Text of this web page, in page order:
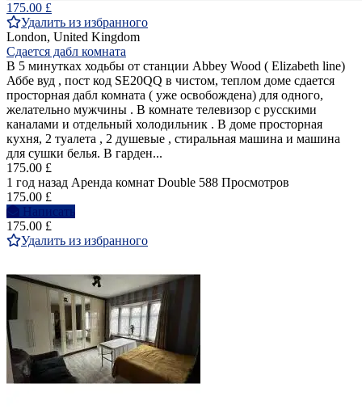
175.00 £
Удалить из избранного
London, United Kingdom
Сдается дабл комната
В 5 минутках ходьбы от станции Abbey Wood ( Elizabeth line)
Аббе вуд , пост код SE20QQ в чистом, теплом доме сдается
просторная дабл комната ( уже освобождена) для одного,
желательно мужчины . В комнате телевизор с русскими
каналами и отдельный холодильник . В доме просторная
кухня, 2 туалета , 2 душевые , стиральная машина и машина
для сушки белья. В гарден...
175.00 £
1 год назад Аренда комнат Double 588 Просмотров
175.00 £
Написать
175.00 £
Удалить из избранного